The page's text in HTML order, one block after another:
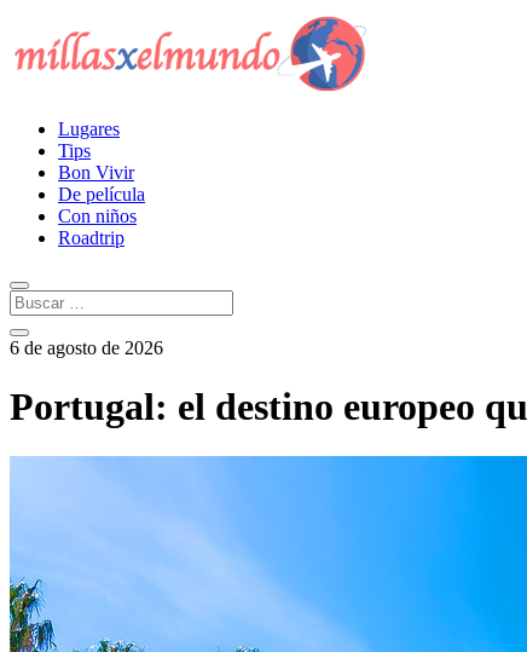
Lugares
Tips
Bon Vivir
De película
Con niños
Roadtrip
6 de agosto de 2026
Portugal: el destino europeo